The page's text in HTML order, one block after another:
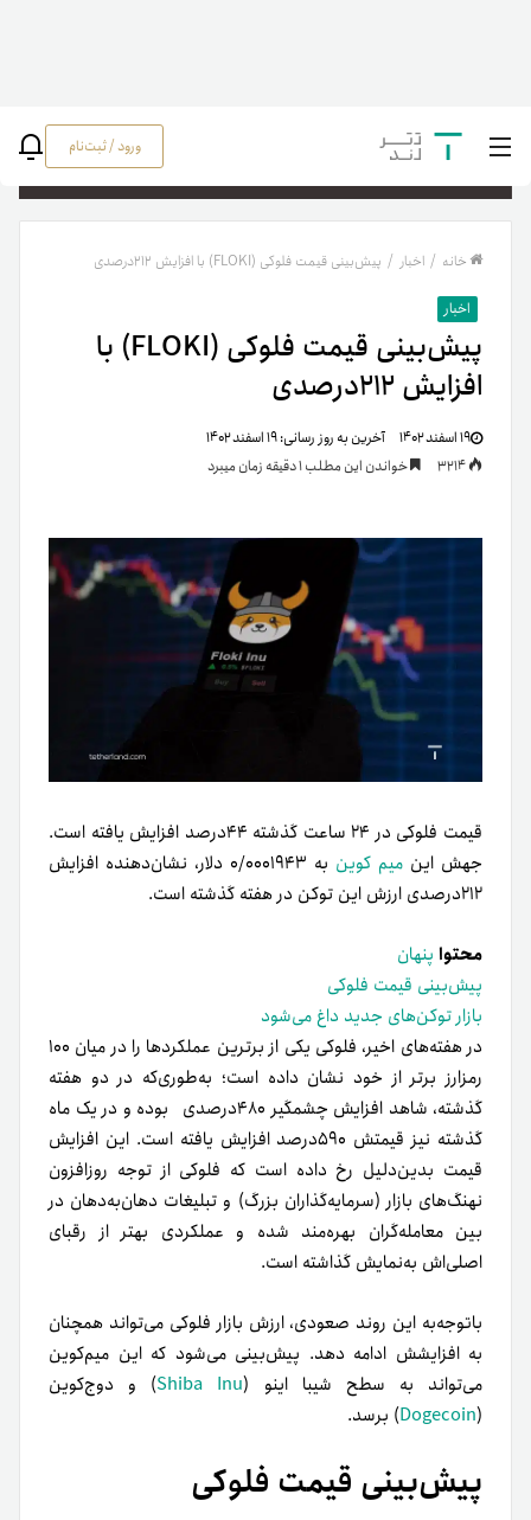
ورود / ثبت‌نام
خانه / اخبار / پیش‌بینی قیمت فلوکی (FLOKI) با افزایش ۲۱۲درصدی
اخبار
پیش‌بینی قیمت فلوکی (FLOKI) با
افزایش ۲۱۲درصدی
۱۹ اسفند ۱۴۰۲ آخرین به روز رسانی:۱۹ اسفند ۱۴۰۲
خواندن این مطلب 1 دقیقه زمان میبرد
قیمت فلوکی در ۲۴ ساعت گذشته ۴۴درصد افزایش یافته است.
جهش این میم کوین
به ۰/۰۰۰۱۹۴۳ دلار، نشان‌دهنده افزایش
۲۱۲درصدی ارزش این توکن در هفته گذشته است.
محتوا پنهان
پیش‌بینی قیمت فلوکی
بازار توکن‌های جدید داغ می‌شود
در هفته‌های اخیر، فلوکی یکی از برترین عملکردها را در میان ۱۰۰
رمزارز برتر از خود نشان داده است؛ به‌طوری‌که در دو هفته
گذشته، شاهد افزایش چشمگیر ۴۸۰‌درصدی بوده و در یک ماه
گذشته نیز قیمتش ۵۹۰درصد افزایش یافته است. این افزایش
قیمت بدین‌دلیل رخ‌ داده است که فلوکی از توجه روزافزون
نهنگ‌های بازار (سرمایه‌گذاران بزرگ) و تبلیغات دهان‌به‌دهان در
بین معامله‌گران بهره‌مند شده و عملکردی بهتر از رقبای
اصلی‌اش به‌نمایش گذاشته است.
باتوجه‌به این روند صعودی، ارزش بازار فلوکی می‌تواند همچنان
به افزایشش ادامه دهد. پیش‌بینی می‌شود که این میم‌کوین
می‌تواند به سطح شیبا اینو (Shiba Inu) و دوج‌کوین
(
Dogecoin) برسد.
پیش‌بینی قیمت فلوکی